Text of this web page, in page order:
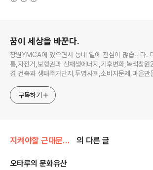
꿈이 세상을 바꾼다.
창원YMCA에 있으면서 동네 일에 관심이 많습니다.
통,자전거,보행권과 신재생에너지,기후변화,녹색창원
경 건축과 생태주거단지,투명사회,소비자문제,마을만
구독하기
지켜야할 근대문화유산 의 다른 글
오타루의 문화유산